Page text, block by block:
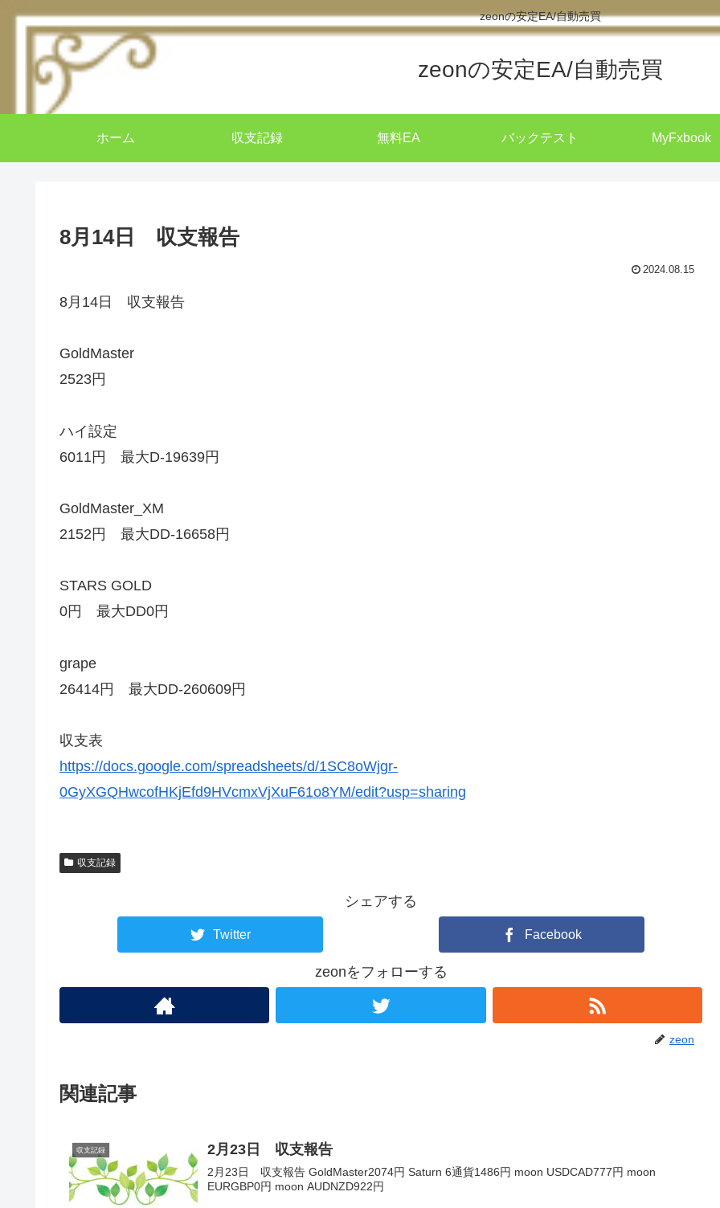
zeonの安定EA/自動売買
zeonの安定EA/自動売買
ホーム 収支記録 無料EA バックテスト MyFxbook
8月14日 収支報告
2024.08.15
8月14日 収支報告
GoldMaster
2523円
ハイ設定
6011円 最大D-19639円
GoldMaster_XM
2152円 最大DD-16658円
STARS GOLD
0円 最大DD0円
grape
26414円 最大DD-260609円
収支表
https://docs.google.com/spreadsheets/d/1SC8oWjgr-
0GyXGQHwcofHKjEfd9HVcmxVjXuF61o8YM/edit?usp=sharing
収支記録
シェアする
Twitter Facebook
zeonをフォローする
zeon
関連記事
収支記録 2月23日 収支報告
2月23日 収支報告 GoldMaster2074円 Saturn 6通貨1486円 moon USDCAD777円 moon
EURGBP0円 moon AUDNZD922円